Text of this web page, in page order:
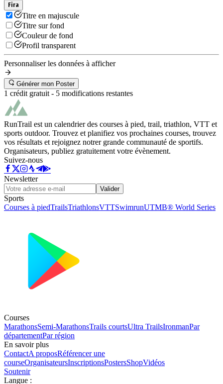
Fira
Titre en majuscule
Titre sur fond
Couleur de fond
Profil transparent
Personnaliser les données à afficher
Générer mon Poster
1 crédit gratuit - 5 modifications restantes
RunTrail est un calendrier des courses à pied, trail, triathlon, VTT et
sports outdoor. Trouvez et planifiez vos prochaines courses, trouvez
vos résultats et rejoignez notrer grande communauté de sportifs.
Organisateurs, publiez gratuitement votre évènement.
Suivez-nous
Newsletter
Valider
Sports
Courses à piedTrailsTriathlonsVTTSwimrunUTMB® World Series
Courses
MarathonsSemi-MarathonsTrails courtsUltra TrailsIronmanPar
départementPar région
En savoir plus
ContactA proposRéférencer une
courseOrganisateursInscriptionsPostersShopVidéos
Soutenir
Langue :